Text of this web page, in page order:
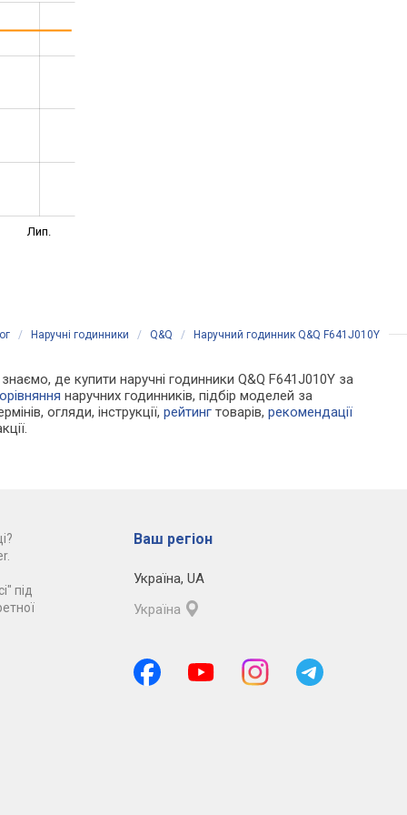
Лип.
/ Наручні годинники / Q&Q / Наручний годинник Q&Q F641J010Y
де купити наручні годинники Q&Q F641J010Y за
наручних годинників, підбір моделей за
огляди, інструкції,рейтинг товарів,рекомендації
під
Ваш регіон
Україна, UA
Україна